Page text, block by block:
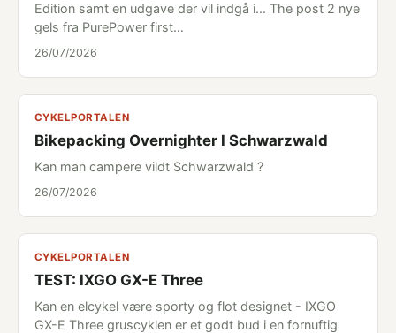
Edition samt en udgave der vil indgå i... The post 2 nye
gels fra PurePower first…
26/07/2026
CYKELPORTALEN
Bikepacking Overnighter I Schwarzwald
Kan man campere vildt Schwarzwald ?
26/07/2026
CYKELPORTALEN
TEST: IXGO GX-E Three
Kan en elcykel være sporty og flot designet - IXGO
GX-E Three gruscyklen er et godt bud i en fornuftig